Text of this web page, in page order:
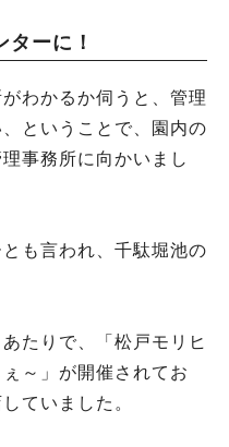
ーに！
わかるか伺うと、管理
ということで、園内の
事務所に向かいまし
も言われ、千駄堀池の
たりで、「松戸モリヒ
～」が開催されてお
ていました。